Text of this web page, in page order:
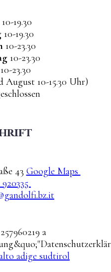
10-19.30
10-19.30
10-23.30
10-23.30
10-23.30
August 10-15.30 Uhr)
43 Google Maps
a